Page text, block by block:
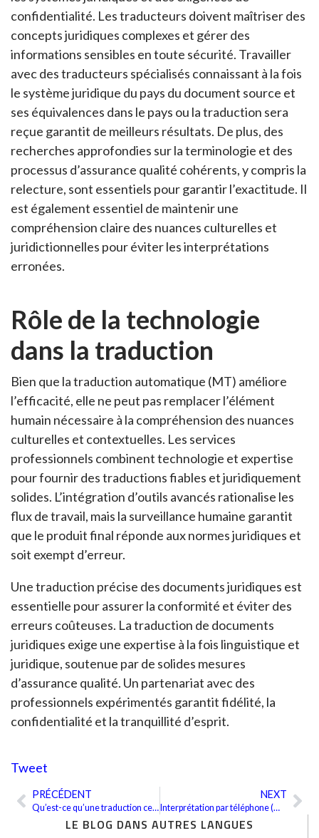
LE BLOG DANS AUTRES LANGUES
confidentialité. Les traducteurs doivent maîtriser des
concepts juridiques complexes et gérer des
informations sensibles en toute sécurité. Travailler
avec des traducteurs spécialisés connaissant à la fois
le système juridique du pays du document source et
ses équivalences dans le pays ou la traduction sera
reçue garantit de meilleurs résultats. De plus, des
recherches approfondies sur la terminologie et des
processus d’assurance qualité cohérents, y compris la
relecture, sont essentiels pour garantir l’exactitude. Il
est également essentiel de maintenir une
compréhension claire des nuances culturelles et
juridictionnelles pour éviter les interprétations
erronées.
Rôle de la technologie
dans la traduction
Bien que la traduction automatique (MT) améliore
l’efficacité, elle ne peut pas remplacer l’élément
humain nécessaire à la compréhension des nuances
culturelles et contextuelles. Les services
professionnels combinent technologie et expertise
pour fournir des traductions fiables et juridiquement
solides. L’intégration d’outils avancés rationalise les
flux de travail, mais la surveillance humaine garantit
que le produit final réponde aux normes juridiques et
soit exempt d’erreur.
Une traduction précise des documents juridiques est
essentielle pour assurer la conformité et éviter des
erreurs coûteuses. La traduction de documents
juridiques exige une expertise à la fois linguistique et
juridique, soutenue par de solides mesures
d’assurance qualité. Un partenariat avec des
professionnels expérimentés garantit fidélité, la
confidentialité et la tranquillité d’esprit.
Tweet
Précédent
PRÉCÉDENT
Qu’est-ce qu’une traduction certifiée
NEXT
Interprétation par téléphone (OPI) : Une solution commerciale rentable